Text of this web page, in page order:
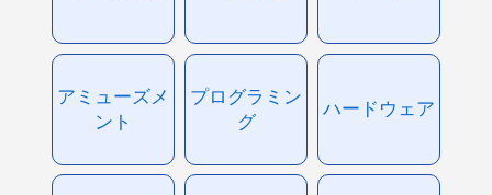
アミューズメ
ント
プログラミン
グ
ハードウェア